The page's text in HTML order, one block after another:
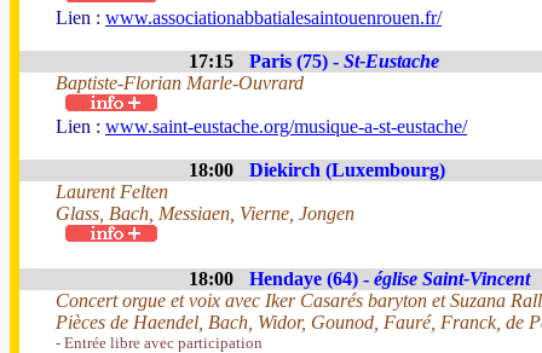
Lien : www.associationabbatialesaintouenrouen.fr/
17:15 Paris (75) - St-Eustache
Baptiste-Florian Marle-Ouvrard
Lien : www.saint-eustache.org/musique-a-st-eustache/
18:00
Diekirch (Luxembourg)
Laurent Felten
Glass, Bach, Messiaen, Vierne, Jongen
18:00 Hendaye (64) - église Saint-Vincent
Concert orgue et voix avec Iker Casarés baryton et Suzana
Pièces de Haendel, Bach, Widor, Gounod, Fauré, Franck, de
- Entrée libre avec participation